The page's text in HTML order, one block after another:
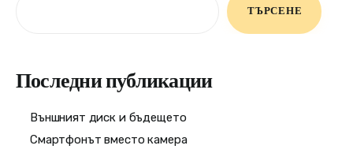
ТЪРСЕНЕ
Последни публикации
Външният диск и бъдещето
Смартфонът вместо камера